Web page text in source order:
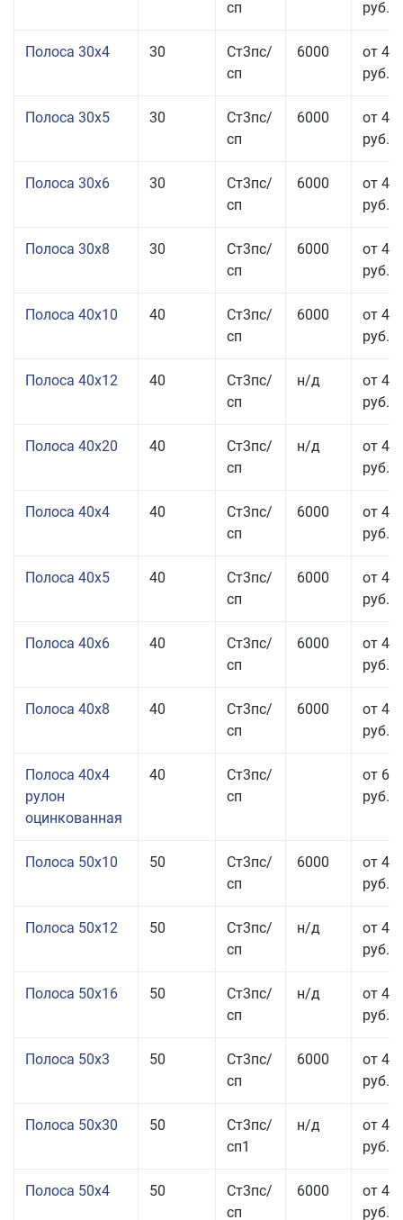
сп руб.
Полоса 30x4 30
Ст3пс/
сп
6000
от 43
руб.
Полоса 30x5 30
Ст3пс/
сп
6000
от 43
руб.
Полоса 30x6 30
Ст3пс/
сп
6000
от 46
руб.
Полоса 30x8 30
Ст3пс/
сп
6000
от 44
руб.
Полоса 40x10 40
Ст3пс/
сп
6000
от 45
руб.
Полоса 40x12 40
Ст3пс/
сп
н/д
от 44
руб.
Полоса 40x20 40
Ст3пс/
сп
н/д
от 47
руб.
Полоса 40x4 40
Ст3пс/
сп
6000
от 43
руб.
Полоса 40x5 40
Ст3пс/
сп
6000
от 43
руб.
Полоса 40x6 40
Ст3пс/
сп
6000
от 43
руб.
Полоса 40x8 40
Ст3пс/
сп
6000
от 43
руб.
Полоса 40x4
рулон
оцинкованная
40
Ст3пс/
сп
от 69
руб.
Полоса 50x10 50
Ст3пс/
сп
6000
от 46
руб.
Полоса 50x12 50
Ст3пс/
сп
н/д
от 44
руб.
Полоса 50x16 50
Ст3пс/
сп
н/д
от 49
руб.
Полоса 50x3 50
Ст3пс/
сп
6000
от 45
руб.
Полоса 50x30 50
Ст3пс/
сп1
н/д
от 44
руб.
Полоса 50x4 50
Ст3пс/
сп
6000
от 45
руб.